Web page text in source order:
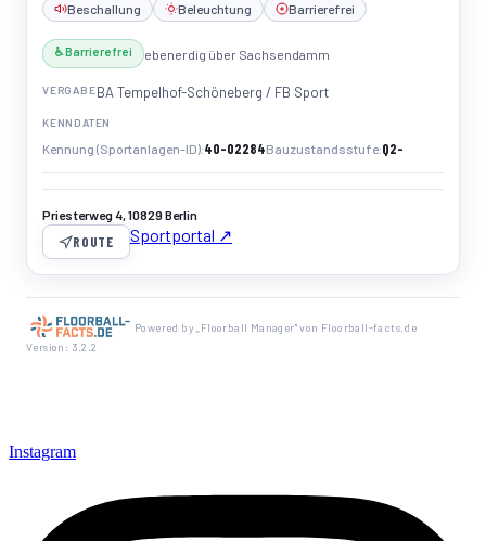
Beschallung Beleuchtung Barrierefrei
♿ Barrierefrei ebenerdig über Sachsendamm
VERGABEBA Tempelhof-Schöneberg / FB Sport
KENNDATEN
Kennung (Sportanlagen-ID) 40-02284Bauzustandsstufe Q2-
Priesterweg 4, 10829 Berlin
ROUTE Sportportal ↗
Powered by „Floorball Manager" von Floorball-facts.de
Version: 3.2.2
Instagram